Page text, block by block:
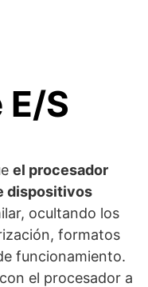
S
el procesador
dispositivos
ocultando los
formatos
funcionamiento.
el procesador a